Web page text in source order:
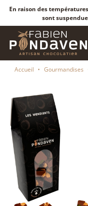
En raison des
sont
Accueil • Gourmandises